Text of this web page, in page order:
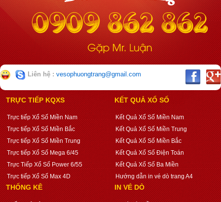
Liên hệ : vesophuongtrang@gmail.com
TRỰC TIẾP KQXS
Trực tiếp Xổ Số Miền Nam
Trực tiếp Xổ Số Miền Bắc
Trực tiếp Xổ Số Miền Trung
Trực tiếp Xổ Số Mega 6/45
Trực Tiếp Xổ Số Power 6/55
Trực tiếp Xổ Số Max 4D
KẾT QUẢ XỔ SỐ
Kết Quả Xổ Số Miền Nam
Kết Quả Xổ Số Miền Trung
Kết Quả Xổ Số Miền Bắc
Kết Quả Xổ Số Điện Toán
Kết Quả Xổ Số Ba Miền
Hướng dẫn in vé dò trang A4
THỐNG KÊ IN VÉ DÒ